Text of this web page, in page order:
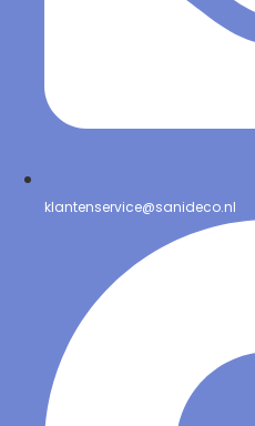
klantenservice@sanideco.nl